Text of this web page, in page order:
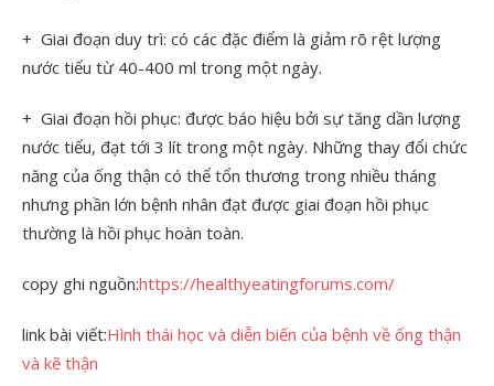
+ Giai đoạn duy trì: có các đặc điểm là giảm rõ rệt lượng
nước tiểu từ 40-400 ml trong một ngày.
+ Giai đoạn hồi phục: được báo hiệu bởi sự tăng dần lượng
nước tiểu, đạt tới 3 lít trong một ngày. Những thay đổi chức
năng của ống thận có thể tổn thương trong nhiều tháng
nhưng phần lớn bệnh nhân đạt được giai đoạn hồi phục
thường là hồi phục hoàn toàn.
copy ghi nguồn:https://healthyeatingforums.com/
link bài viết:Hình thái học và diễn biến của bệnh về ống thận
và kẽ thận